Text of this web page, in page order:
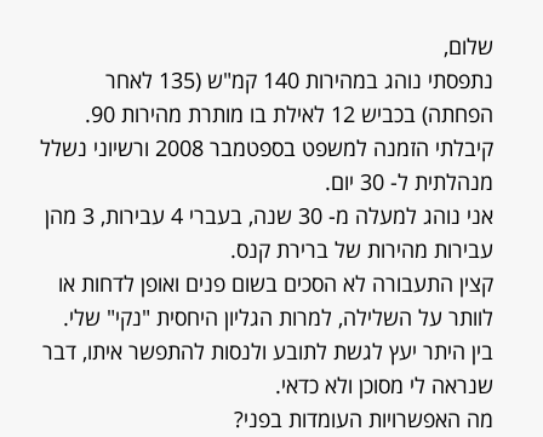
שלום,
נתפסתי נוהג במהירות 140 קמ"ש (135 לאחר
הפחתה) בכביש 12 לאילת בו מותרת מהירות 90.
קיבלתי הזמנה למשפט בספטמבר 2008 ורשיוני נשלל
מנהלתית ל- 30 יום.
אני נוהג למעלה מ- 30 שנה, בעברי 4 עבירות, 3 מהן
עבירות מהירות של ברירת קנס.
קצין התעבורה לא הסכים בשום פנים ואופן לדחות או
לוותר על השלילה, למרות הגליון היחסית "נקי" שלי.
בין היתר יעץ לגשת לתובע ולנסות להתפשר איתו, דבר
שנראה לי מסוכן ולא כדאי.
מה האפשרויות העומדות בפני?